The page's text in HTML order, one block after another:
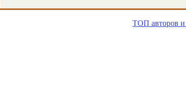
ТОП авторов и